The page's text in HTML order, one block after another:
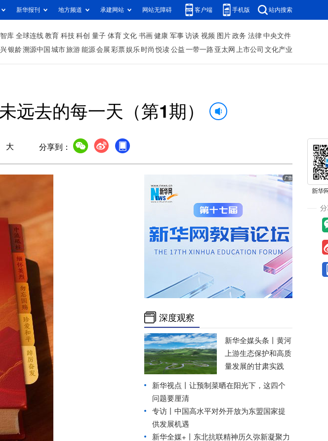
新华报刊 地方频道 承建网站 网站无障碍 客户端 手机版 站内搜索
库 全球连线 教育 科技 科创 量子 体育 文化 书画 健康 军事 访谈 视频 图片 政务 法律 中央文件
银龄溯源中国 城市旅游 能源 会展 彩票娱乐 时尚 悦读 公益 一带一路 亚太网 上市公司 文化产业
去的每一天（第1期）
大 分享到：
深度观察
新华全媒头条丨 黄河
上游生态保护和高质
量发展的甘肃实践
新华视点丨 让预制菜晒在阳光下，这四个
问题要厘清
专访丨中国高水平对外开放为东盟国家提
供发展机遇
新华全媒+丨 东北抗联精神历久弥新凝聚力